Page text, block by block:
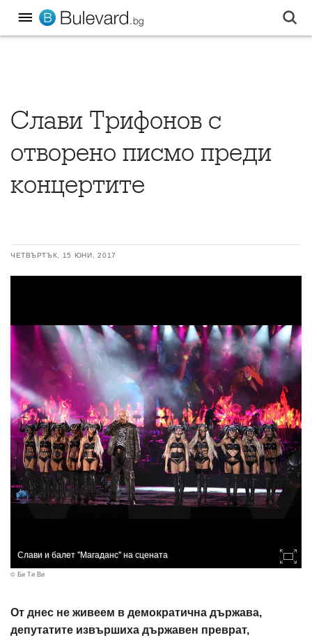
Слави Трифонов с
отворено писмо преди
концертите
ЧЕТВЪРТЪК, 15 ЮНИ, 2017
Слави и балет "Магаданс" на сцената
© Би Ти Ви
От днес не живеем в демократична държава,
депутатите извършиха държавен преврат,